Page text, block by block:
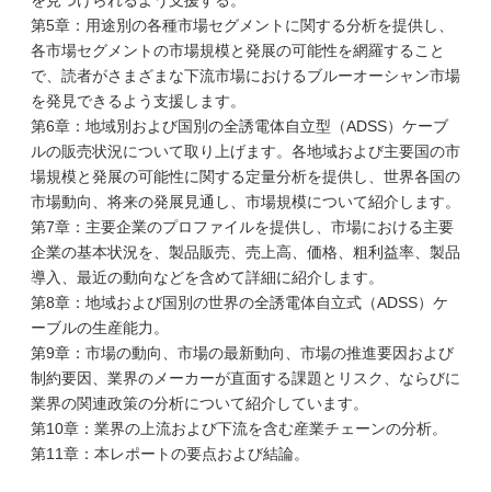
第5章：用途別の各種市場セグメントに関する分析を提供し、
各市場セグメントの市場規模と発展の可能性を網羅すること
で、読者がさまざまな下流市場におけるブルーオーシャン市場
を発見できるよう支援します。
第6章：地域別および国別の全誘電体自立型（ADSS）ケーブ
ルの販売状況について取り上げます。各地域および主要国の市
場規模と発展の可能性に関する定量分析を提供し、世界各国の
市場動向、将来の発展見通し、市場規模について紹介します。
第7章：主要企業のプロファイルを提供し、市場における主要
企業の基本状況を、製品販売、売上高、価格、粗利益率、製品
導入、最近の動向などを含めて詳細に紹介します。
第8章：地域および国別の世界の全誘電体自立式（ADSS）ケ
ーブルの生産能力。
第9章：市場の動向、市場の最新動向、市場の推進要因および
制約要因、業界のメーカーが直面する課題とリスク、ならびに
業界の関連政策の分析について紹介しています。
第10章：業界の上流および下流を含む産業チェーンの分析。
第11章：本レポートの要点および結論。